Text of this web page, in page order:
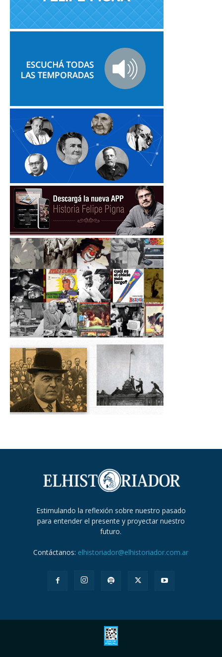
Estimulando la reflexión sobre nuestro pasado
para entender el presente y proyectar nuestro
futuro.
Contáctanos: elhistoriador@elhistoriador.com.ar